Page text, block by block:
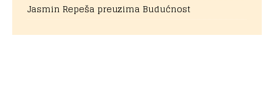
Jasmin Repeša preuzima Budućnost